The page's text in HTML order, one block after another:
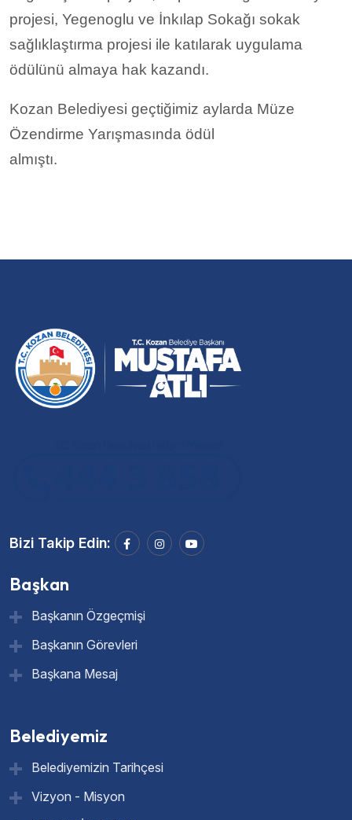
projesi, Yegenoglu ve İnkılap Sokağı sokak
sağlıklaştırma projesi ile katılarak uygulama
ödülünü almaya hak kazandı.
Kozan Belediyesi geçtiğimiz aylarda Müze
Özendirme Yarışmasında ödül
almıştı.
Bizi Takip Edin:
Başkan
Başkanın Özgeçmişi
Başkanın Görevleri
Başkana Mesaj
Belediyemiz
Belediyemizin Tarihçesi
Vizyon - Misyon